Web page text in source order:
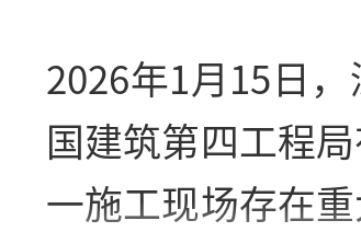
2026年1月15日
国建筑第四工程
一施工现场存在